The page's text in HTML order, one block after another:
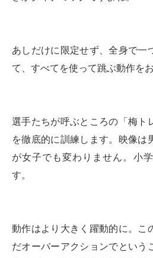
あしだけに限定せず、全身で一
て、すべてを使って跳ぶ動作を
選手たちが呼ぶところの「梅ト
を徹底的に訓練します。映像は
が女子でも変わりません。小
す。
動作はより大きく躍動的に。こ
だオーバーアクションでという